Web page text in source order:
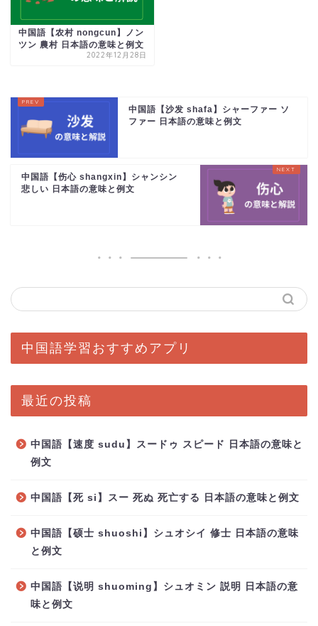
中国語【农村 nongcun】ノン
ツン 農村 日本語の意味と例文
2022年12月28日
中国語【沙发 shafa】シャーファー ソ
ファー 日本語の意味と例文
中国語【伤心 shangxin】シャンシン
悲しい 日本語の意味と例文
中国語学習おすすめアプリ
最近の投稿
中国語【速度 sudu】スードゥ スピード 日本語の意味と
例文
中国語【死 si】スー 死ぬ 死亡する 日本語の意味と例文
中国語【硕士 shuoshi】シュオシイ 修士 日本語の意味
と例文
中国語【说明 shuoming】シュオミン 説明 日本語の意
味と例文